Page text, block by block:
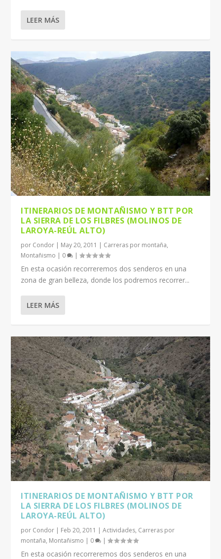
LEER MÁS
ITINERARIOS DE MONTAÑISMO Y BTT POR
LA SIERRA DE LOS FILBRES (MOLINOS DE
LAROYA-REÚL ALTO)
por Condor | May 20, 2011 | Carreras por montaña,
Montañismo | 0 |
En esta ocasión recorreremos dos senderos en una
zona de gran belleza, donde los podremos recorrer...
LEER MÁS
ITINERARIOS DE MONTAÑISMO Y BTT POR
LA SIERRA DE LOS FILBRES (MOLINOS DE
LAROYA-REÚL ALTO)
por Condor | Feb 20, 2011 |Actividades, Carreras por
montaña, Montañismo | 0 |
En esta ocasión recorreremos dos senderos en una